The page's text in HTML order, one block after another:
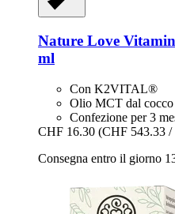
Nature Love
ml
Con K2VITAL®
Olio MCT dal cocco
Confezione per 3
CHF 16.30 (CHF 543.33
Consegna entro il giorno